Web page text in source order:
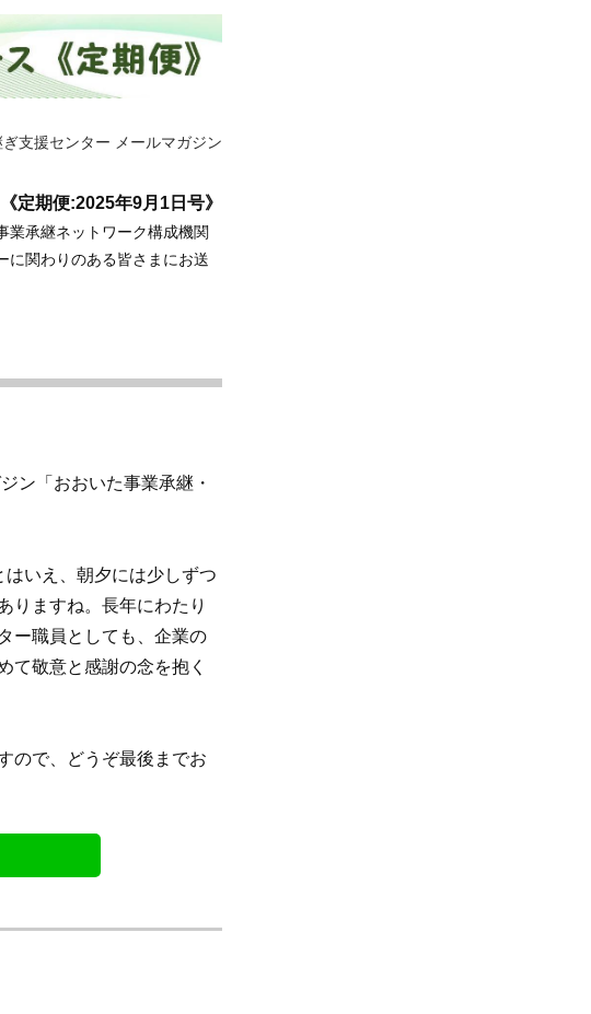
支援センター メールマガジン
定期便:2025年9月1日号》
業承継ネットワーク構成機関
に関わりのある皆さまにお送
ン「おおいた事業承継・
いえ、朝夕には少しずつ
りますね。長年にわたり
ー職員としても、企業の
て敬意と感謝の念を抱く
ので、どうぞ最後までお